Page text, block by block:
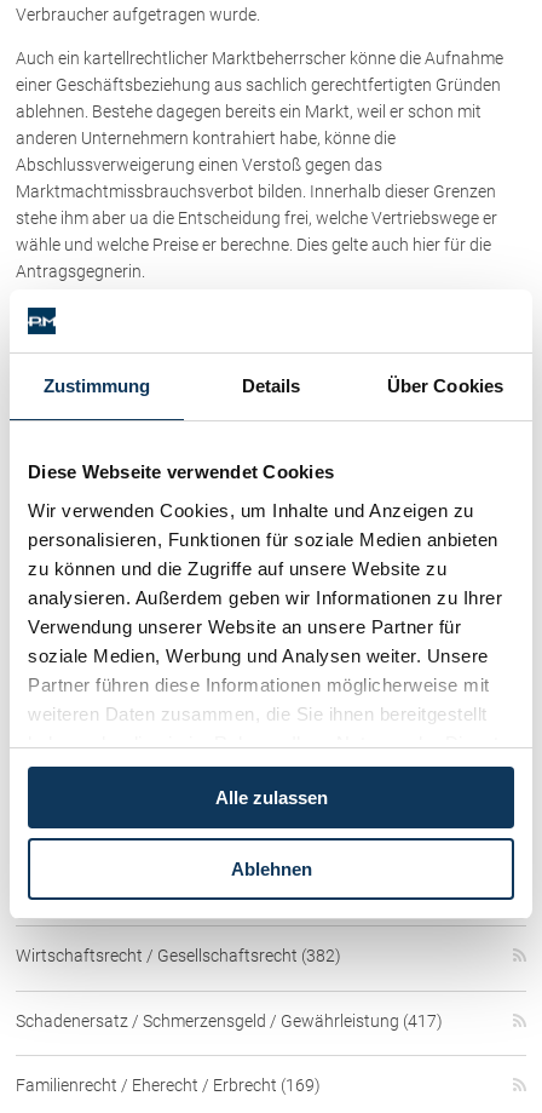
Zustimmung Details Über Cookies
Diese Webseite verwendet Cookies
Wir verwenden Cookies, um Inhalte und Anzeigen zu
personalisieren, Funktionen für soziale Medien anbieten
zu können und die Zugriffe auf unsere Website zu
analysieren. Außerdem geben wir Informationen zu Ihrer
Verwendung unserer Website an unsere Partner für
soziale Medien, Werbung und Analysen weiter. Unsere
Partner führen diese Informationen möglicherweise mit
weiteren Daten zusammen, die Sie ihnen bereitgestellt
haben oder die sie im Rahmen Ihrer Nutzung der Dienste
gesammelt haben.
Alle zulassen
Ablehnen
Schenkung von Immobilien
Grundstückkauf
Checkliste: Immobilienertragssteuer
Checkliste: Mietvertrag
Checkliste: GmbH-Gründung
Checkliste: Gewerbeanm. durch jur.
Person
Verbraucher aufgetragen wurde.
Auch ein kartellrechtlicher Marktbeherrscher könne die Aufnahme
einer Geschäftsbeziehung aus sachlich gerechtfertigten Gründen
ablehnen. Bestehe dagegen bereits ein Markt, weil er schon mit
anderen Unternehmern kontrahiert habe, könne die
Abschlussverweigerung einen Verstoß gegen das
Marktmachtmissbrauchsverbot bilden. Innerhalb dieser Grenzen
stehe ihm aber ua die Entscheidung frei, welche Vertriebswege er
wähle und welche Preise er berechne. Dies gelte auch hier für die
Antragsgegnerin.
Nur soweit die Antragstellerin ein neues Produkt in Form der
EuGH C-214/91,Magill
, von einem missbräuchlichen Verhalten der
Antragsgegnerin auszugehen, wenn sie auch den diesbezüglichen
Abstellungsauftrag des Kartellgerichts aufrecht zu erhalten sei.
OGH | 16 Ok 1/21i
(obiger Text entstammt teilweise oder gänzlich aus der vom OGH
veröffentlichten Entscheidungs-Kurzfassung - bisweilen mit
Hervorhebungen bzw. Kürzungen durch uns)
Kategorien:Wirtschaftsrecht / Gesellschaftsrecht
Immobilienrecht / Mietrecht / Ferienwohnungen (268)
Wirtschaftsrecht / Gesellschaftsrecht (382)
Schadenersatz / Schmerzensgeld / Gewährleistung (417)
Familienrecht / Eherecht / Erbrecht (169)